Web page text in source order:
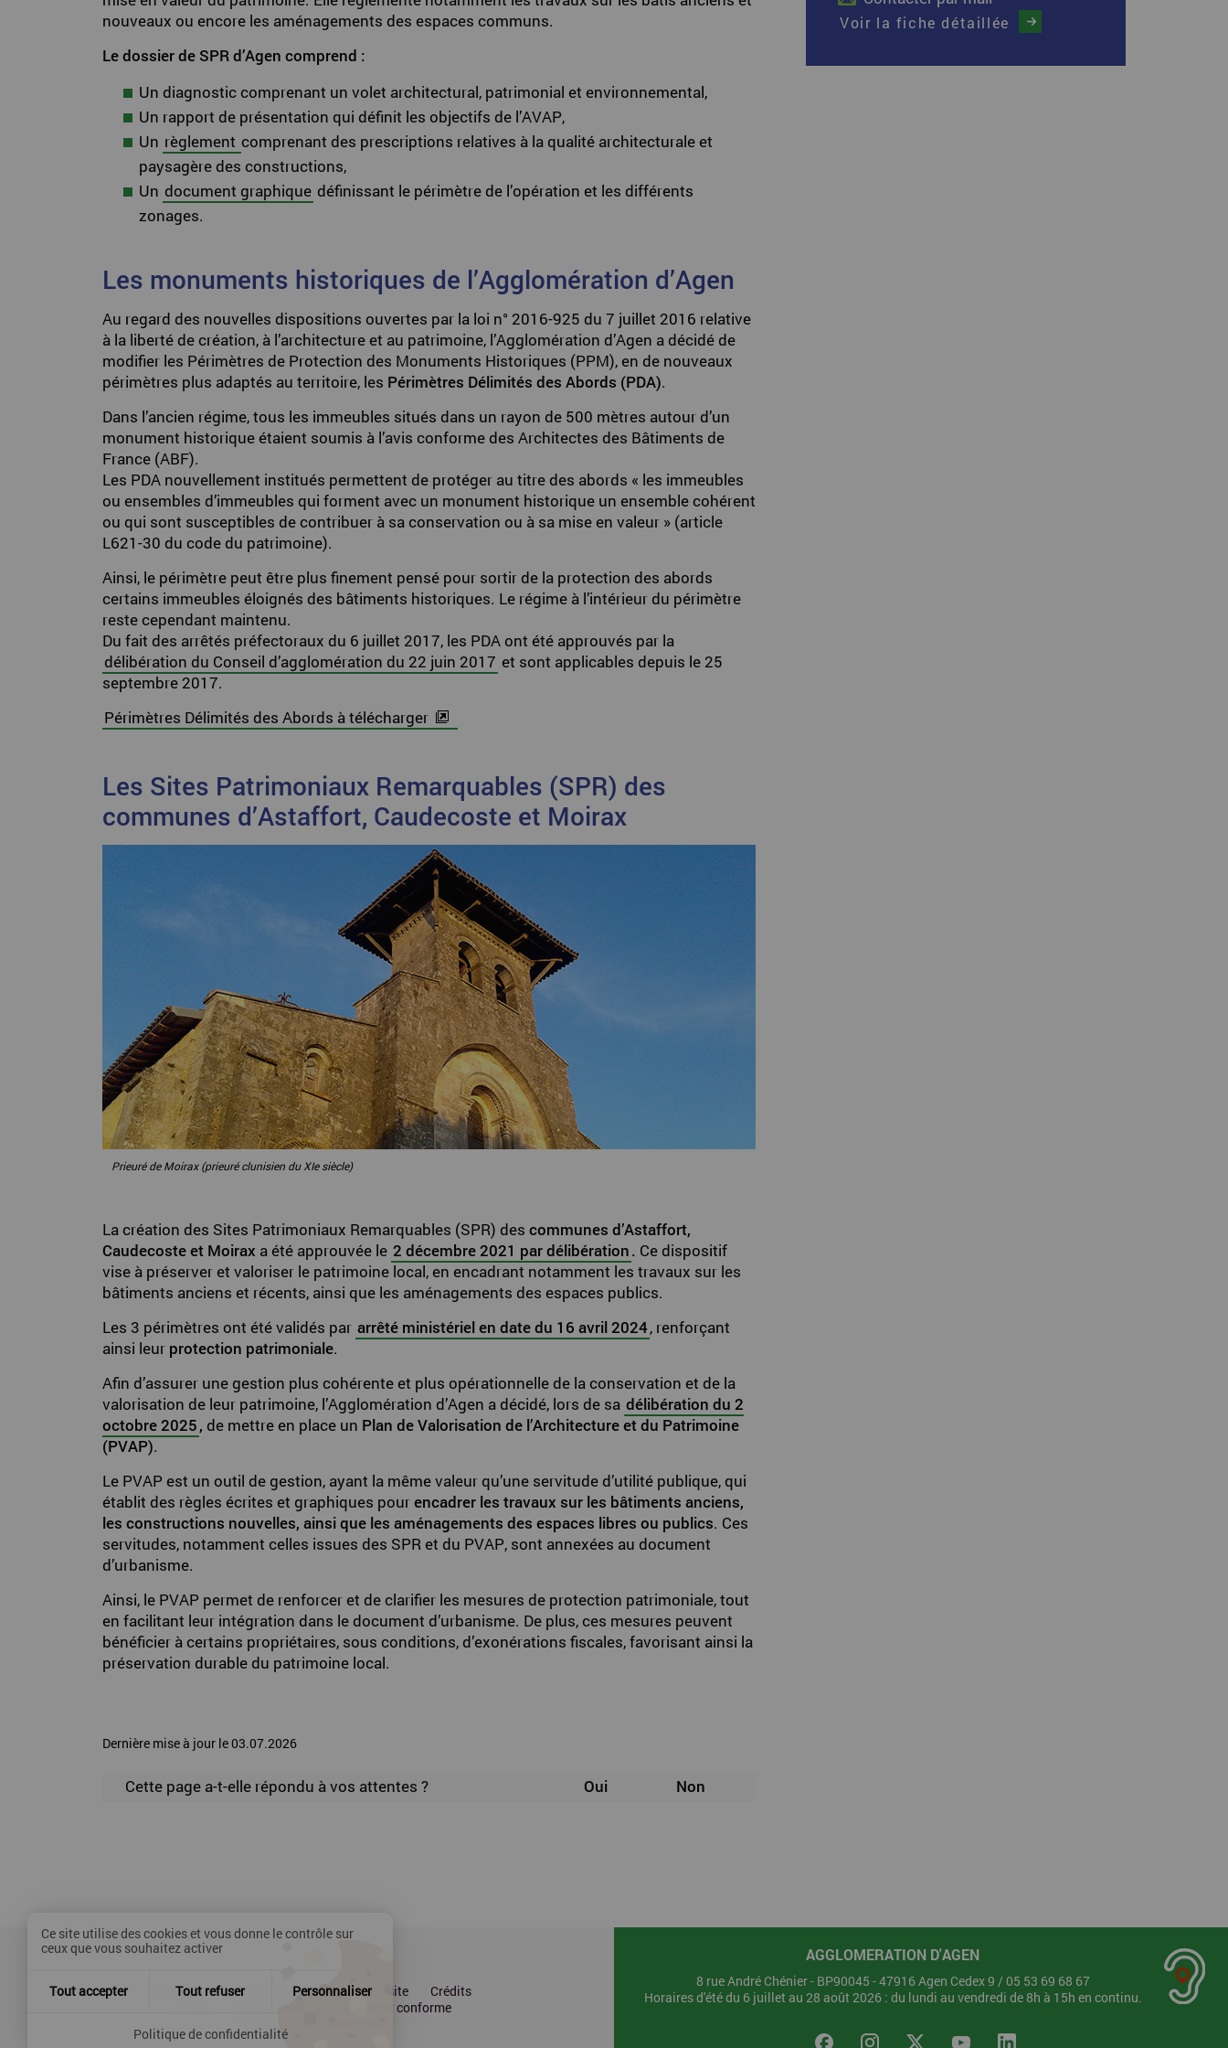
nouveaux ou encore les aménagements des espaces communs.
Le dossier de SPR d’Agen comprend :
Un diagnostic comprenant un volet architectural, patrimonial et environnemental,
Un rapport de présentation qui définit les objectifs de l’AVAP,
Un règlement comprenant des prescriptions relatives à la qualité architecturale et
paysagère des constructions,
Un document graphique définissant le périmètre de l’opération et les différents
zonages.
Les monuments historiques de l’Agglomération d’Agen
Au regard des nouvelles dispositions ouvertes par la loi n° 2016-925 du 7 juillet 2016 relative
à la liberté de création, à l’architecture et au patrimoine, l’Agglomération d’Agen a décidé de
modifier les Périmètres de Protection des Monuments Historiques (PPM), en de nouveaux
périmètres plus adaptés au territoire, les Périmètres Délimités des Abords (PDA).
Dans l’ancien régime, tous les immeubles situés dans un rayon de 500 mètres autour d’un
monument historique étaient soumis à l’avis conforme des Architectes des Bâtiments de
France (ABF).
Les PDA nouvellement institués permettent de protéger au titre des abords « les immeubles
ou ensembles d’immeubles qui forment avec un monument historique un ensemble cohérent
ou qui sont susceptibles de contribuer à sa conservation ou à sa mise en valeur » (article
L621-30 du code du patrimoine).
Ainsi, le périmètre peut être plus finement pensé pour sortir de la protection des abords
certains immeubles éloignés des bâtiments historiques. Le régime à l’intérieur du périmètre
reste cependant maintenu.
Du fait des arrêtés préfectoraux du 6 juillet 2017, les PDA ont été approuvés par la
délibération du Conseil d’agglomération du 22 juin 2017 et sont applicables depuis le 25
septembre 2017.
Périmètres Délimités des Abords à télécharger
Les Sites Patrimoniaux Remarquables (SPR) des
communes d’Astaffort, Caudecoste et Moirax
Prieuré de Moirax (prieuré clunisien du XIe siècle)
La création des Sites Patrimoniaux Remarquables (SPR) des communes d’Astaffort,
Caudecoste et Moirax a été approuvée le 2 décembre 2021 par délibération. Ce dispositif
vise à préserver et valoriser le patrimoine local, en encadrant notamment les travaux sur les
bâtiments anciens et récents, ainsi que les aménagements des espaces publics.
Les 3 périmètres ont été validés par arrêté ministériel en date du 16 avril 2024, renforçant
ainsi leur protection patrimoniale.
Afin d’assurer une gestion plus cohérente et plus opérationnelle de la conservation et de la
valorisation de leur patrimoine, l’Agglomération d’Agen a décidé, lors de sa délibération du 2
octobre 2025, de mettre en place un Plan de Valorisation de l’Architecture et du Patrimoine
(PVAP).
Le PVAP est un outil de gestion, ayant la même valeur qu’une servitude d’utilité publique, qui
établit des règles écrites et graphiques pourencadrer les travaux sur les bâtiments anciens,
les constructions nouvelles, ainsi que les aménagements des espaces libres ou publics. Ces
servitudes, notamment celles issues des SPR et du PVAP, sont annexées au document
d’urbanisme.
Ainsi, le PVAP permet de renforcer et de clarifier les mesures de protection patrimoniale, tout
en facilitant leur intégration dans le document d’urbanisme. De plus, ces mesures peuvent
bénéficier à certains propriétaires, sous conditions, d’exonérations fiscales, favorisant ainsi la
préservation durable du patrimoine local.
Dernière mise à jour le 03.07.2026
Cette page a-t-elle répondu à vos attentes ? Non
Oui
Voir la fiche détaillée
Contact Mentions légales Plan du site
Crédits
Accessibilité : partiellement conforme
AGGLOMERATION D'AGEN
8 rue André Chénier - BP90045 - 47916 Agen Cedex 9 /05 53 69 68 67
Horaires d'été du 6 juillet au 28 août 2026 : du lundi au vendredi de 8h à 15h en continu.
Ce site utilise des cookies et vous donne le contrôle sur
ceux que vous souhaitez activer
Tout accepter Tout refuser Personnaliser
Politique de confidentialité